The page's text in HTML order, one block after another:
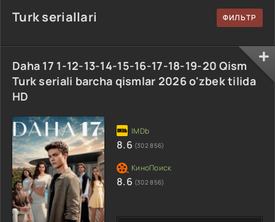
tilida Barcha
tilida Barcha
qismlar 2026 HD
skachat
Turk seriallari
Daha 17 1-12-13-14-15-16-17-18-19-20 Qism
Turk seriali barcha qismlar 2026 o'zbek tilida
HD
8.6 (302 856)
8.6 (302 856)